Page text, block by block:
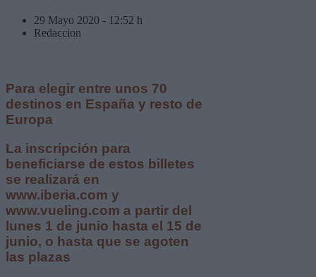
29 Mayo 2020 - 12:52 h
Redaccion
Para elegir entre unos 70
destinos en España y resto de
Europa
La inscripción para
beneficiarse de estos billetes
se realizará en
www.iberia.com y
www.vueling.com a partir del
lunes 1 de junio hasta el 15 de
junio, o hasta que se agoten
las plazas